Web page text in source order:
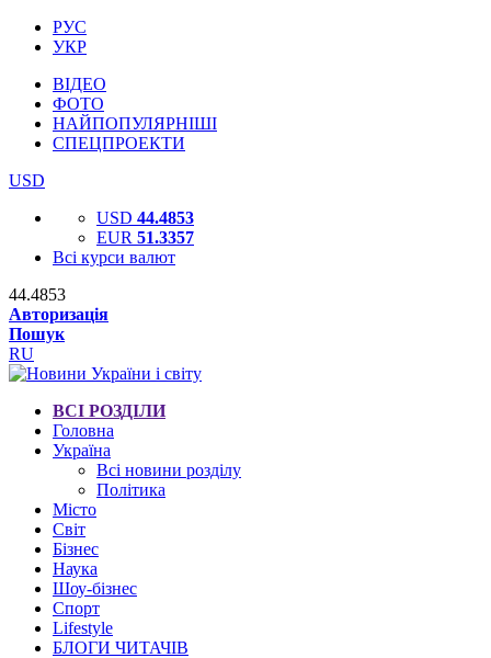
РУС
УКР
ВІДЕО
ФОТО
НАЙПОПУЛЯРНІШІ
СПЕЦПРОЕКТИ
USD
USD 44.4853
EUR 51.3357
Всі курси валют
44.4853
Авторизація
Пошук
RU
ВСІ РОЗДІЛИ
Головна
Україна
Всі новини розділу
Політика
Місто
Світ
Бізнес
Наука
Шоу-бізнес
Спорт
Lifestyle
БЛОГИ ЧИТАЧІВ